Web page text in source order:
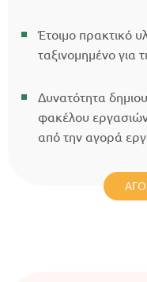
Έτοιμο πρακτικό
ταξινομημένο για
Δυνατότητα
φακέλου
από την αγορά